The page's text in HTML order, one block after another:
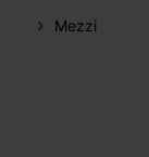
Mezzi